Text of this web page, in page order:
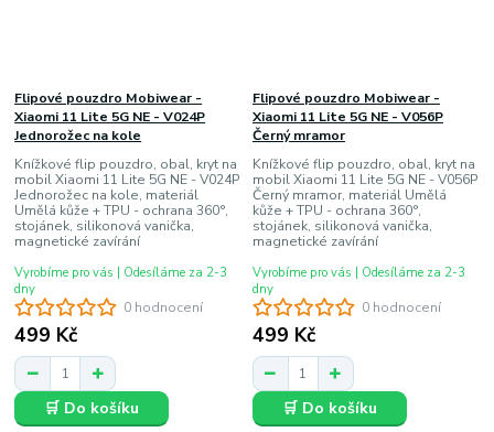
0 hodnocení
Flipové pouzdro Mobiwear -
Xiaomi 11 Lite 5G NE - V024P
Jednorožec na kole
Knížkové flip pouzdro, obal, kryt na
mobil Xiaomi 11 Lite 5G NE - V024P
Jednorožec na kole, materiál
Umělá kůže + TPU - ochrana 360°,
stojánek, silikonová vanička,
magnetické zavírání
499 Kč
Vyrobíme pro vás | Odesíláme za 2-3
dny
🛒 Do košíku
0 hodnocení
Flipové pouzdro Mobiwear -
Xiaomi 11 Lite 5G NE - V056P
Černý mramor
Knížkové flip pouzdro, obal, kryt na
mobil Xiaomi 11 Lite 5G NE - V056P
Černý mramor, materiál Umělá
kůže + TPU - ochrana 360°,
stojánek, silikonová vanička,
magnetické zavírání
499 Kč
Vyrobíme pro vás | Odesíláme za 2-3
dny
🛒 Do košíku